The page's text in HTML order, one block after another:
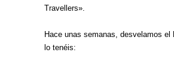
Travellers».
Hace unas semanas, desvelamos el
lo tenéis: